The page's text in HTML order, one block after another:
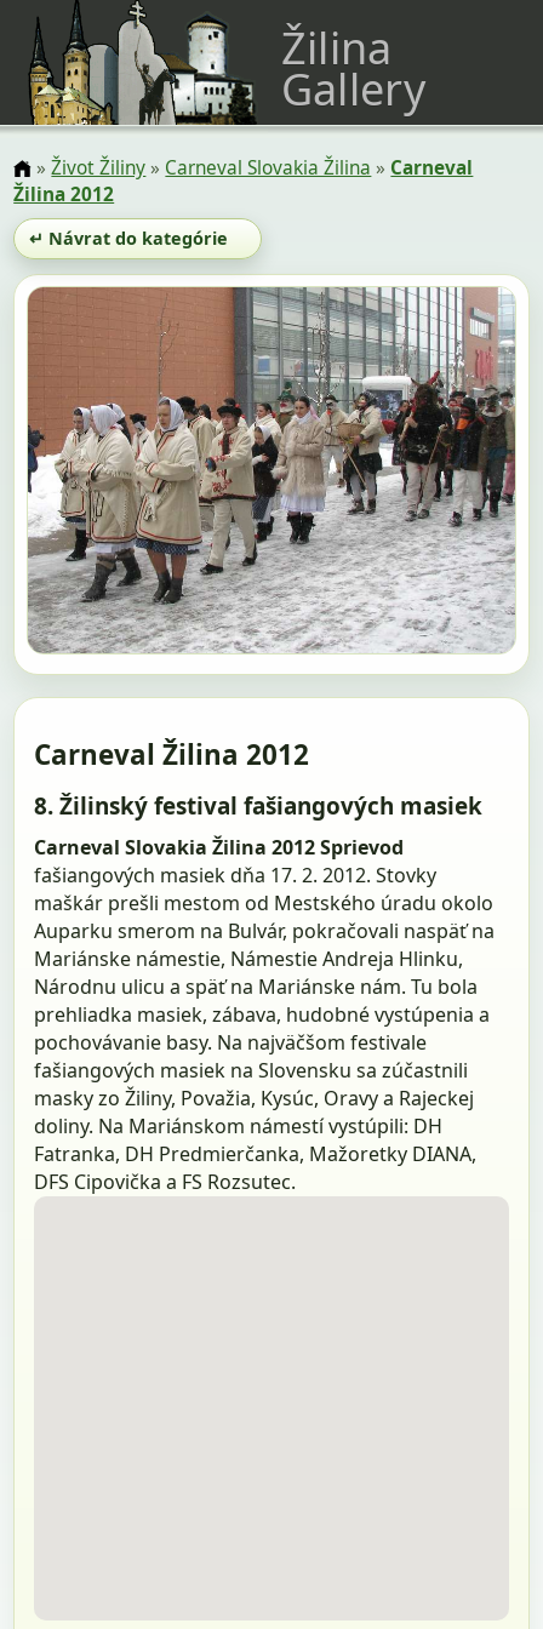
Žilina
Gallery
»Život Žiliny» Carneval Slovakia Žilina » Carneval
Žilina 2012
↵ Návrat do kategórie
Carneval Žilina 2012
8. Žilinský festival fašiangových masiek
Carneval Slovakia Žilina 2012Sprievod
fašiangových masiek dňa 17. 2. 2012. Stovky
maškár prešli mestom od Mestského úradu okolo
Auparku smerom na Bulvár, pokračovali naspäť na
Mariánske námestie, Námestie Andreja Hlinku,
Národnu ulicu a späť na Mariánske nám. Tu bola
prehliadka masiek, zábava, hudobné vystúpenia a
pochovávanie basy. Na najväčšom festivale
fašiangových masiek na Slovensku sa zúčastnili
masky zo Žiliny, Považia, Kysúc, Oravy a Rajeckej
doliny. Na Mariánskom námestí vystúpili: DH
Fatranka, DH Predmierčanka, Mažoretky DIANA,
DFS Cipovička a FS Rozsutec.